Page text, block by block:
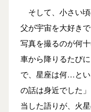
そして、小さい
父が宇宙を大好き
写真を撮るのが何
車から降りるたび
で、星座は何…と
の話は身近でした
当した語りが、火